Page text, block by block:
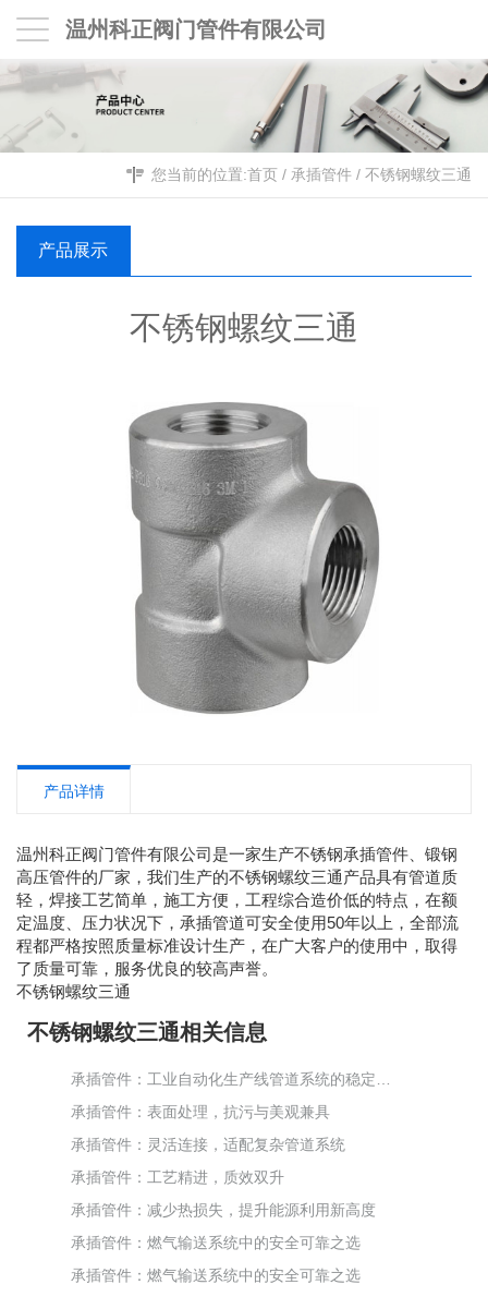
温州科正阀门管件有限公司
您当前的位置:首页 / 承插管件 / 不锈钢螺纹三通
产品展示
不锈钢螺纹三通
产品详情
温州科正阀门管件有限公司是一家生产不锈钢承插管件、锻钢
高压管件的厂家，我们生产的不锈钢螺纹三通产品具有管道质
轻，焊接工艺简单，施工方便，工程综合造价低的特点，在额
定温度、压力状况下，承插管道可安全使用50年以上，全部流
程都严格按照质量标准设计生产，在广大客户的使用中，取得
了质量可靠，服务优良的较高声誉。
不锈钢螺纹三通
不锈钢螺纹三通相关信息
承插管件：表面处理，抗污与美观兼具
承插管件：灵活连接，适配复杂管道系统
承插管件：工艺精进，质效双升
承插管件：减少热损失，提升能源利用新高度
承插管件：燃气输送系统中的安全可靠之选
承插管件：燃气输送系统中的安全可靠之选